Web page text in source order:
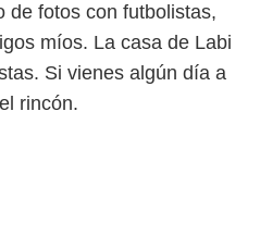
de fotos con futbolistas,
míos. La casa de Labi
Si vienes algún día a
rincón.